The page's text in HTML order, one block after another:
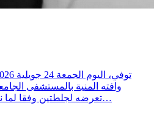
وافته المنية بالمستشفى
تعرضه لجلطتين وفقا لما نقله نجله أحمد العوني لتنطفئ…